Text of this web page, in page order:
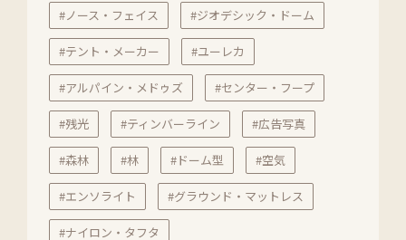
#ノース・フェイス #ジオデシック・ドーム
#テント・メーカー #ユーレカ
#アルパイン・メドゥズ #センター・フープ
#残光 #ティンバーライン #広告写真
#森林 #林 #ドーム型 #空気
#エンソライト #グラウンド・マットレス
#ナイロン・タフタ